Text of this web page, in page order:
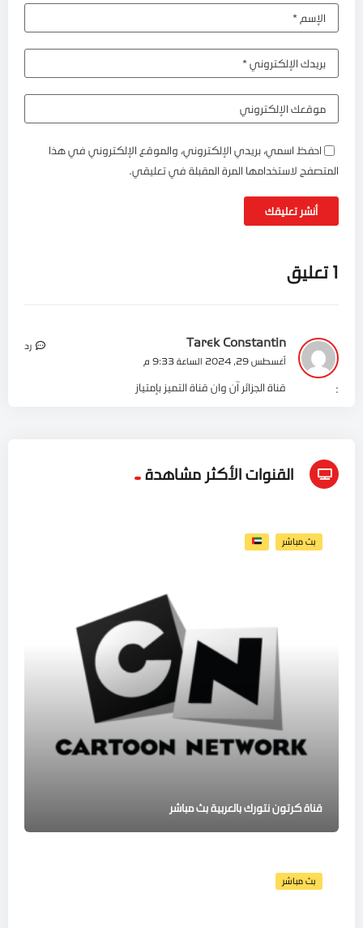
احفظ اسمي، بريدي الإلكتروني، والموقع الإلكتروني في هذا
المتصفح لاستخدامها المرة المقبلة في تعليقي.
1 تعليق
Tarek Constantin
:
أغسطس 29, 2024 الساعة 9:33 م
قناة الجزائر آن وان قناة التميز بإمتياز
رد
القنوات الأكثر مشاهدة
بث مباشر
قناة كرتون نتورك بالعربية بث مباشر
بث مباشر